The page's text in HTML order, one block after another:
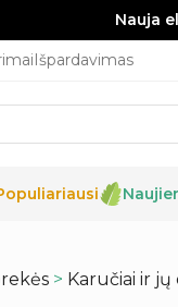
Nauja
Išpardavimas
> Karučiai ir jų